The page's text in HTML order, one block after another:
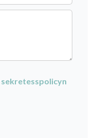
sekretesspolicyn